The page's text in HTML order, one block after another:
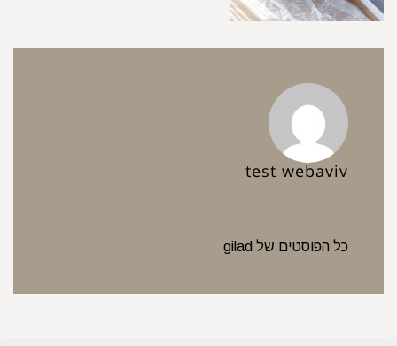
test webaviv
כל הפוסטים של gilad